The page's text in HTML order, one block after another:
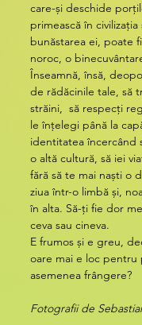
care-și deschide
primească în civilizația
bunăstarea ei, poate
noroc, o
Înseamnă, însă,
de rădăcinile tale, să
străini,  să respecți
le înțelegi până la
identitatea încercând
o altă cultură, să iei
fără să te mai naști o
ziua într-o limbă și,
în alta. Să-ți fie dor
ceva sau cineva.
E frumos și e greu,
oare mai e loc pentru
asemenea frângere?
Fotografii de